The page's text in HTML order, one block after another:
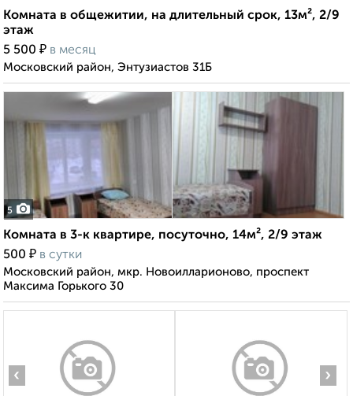
Комната в общежитии, на длительный срок, 13м², 2/9
этаж
5 500 ₽ в месяц
Московский район, Энтузиастов 31Б
5
Комната в 3-к квартире, посуточно, 14м², 2/9 этаж
500 ₽ в сутки
Московский район, мкр. Новоилларионово, проспект
Максима Горького 30
‹ ›